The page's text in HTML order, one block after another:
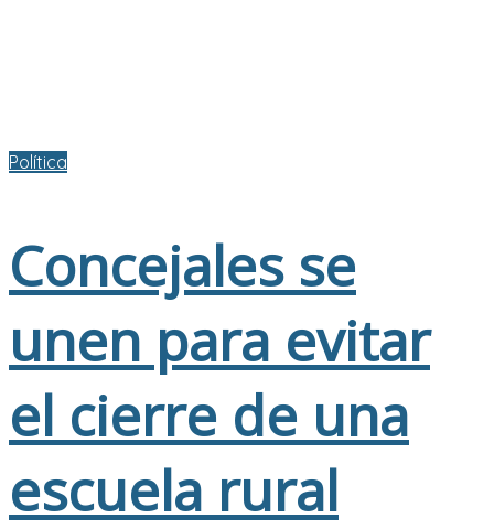
Política
Concejales se
unen para evitar
el cierre de una
escuela rural